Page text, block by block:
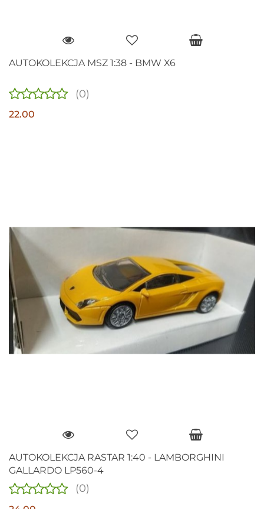
AUTOKOLEKCJA MSZ 1:38 - BMW X6
(0)
22.00
AUTOKOLEKCJA RASTAR 1:40 - LAMBORGHINI
GALLARDO LP560-4
(0)